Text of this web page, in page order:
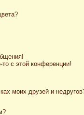
с этой конференции!
моих друзей и